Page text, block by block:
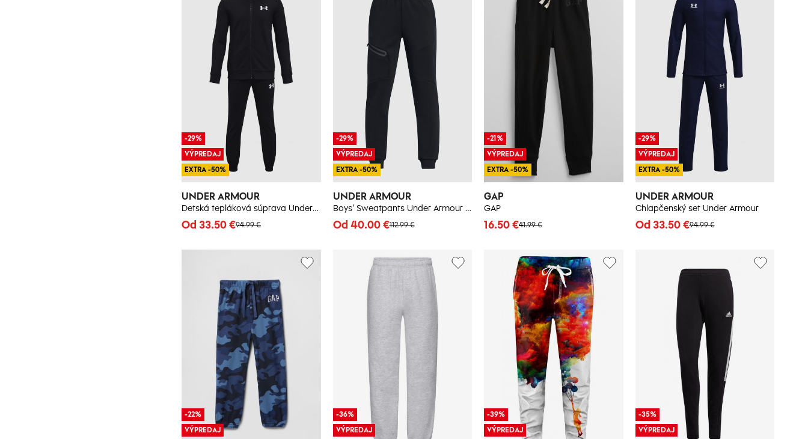
UNDER ARMOUR
Detská tepláková súprava Under Armour
94.99 €
Od 33.50 €
-29%
VÝPREDAJ
EXTRA -50%
UNDER ARMOUR
Boys' Sweatpants Under Armour UA B Unstoppable Flc Jogger-BLK - Boys
112.99 €
Od 40.00 €
-29%
VÝPREDAJ
EXTRA -50%
GAP
GAP
41.99 €
16.50 €
-21%
VÝPREDAJ
EXTRA -50%
UNDER ARMOUR
Chlapčenský set Under Armour
94.99 €
Od 33.50 €
-29%
VÝPREDAJ
EXTRA -50%
-22%
VÝPREDAJ
-36%
VÝPREDAJ
-39%
VÝPREDAJ
-35%
VÝPREDAJ